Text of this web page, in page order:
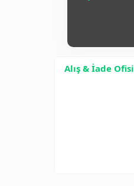
Alış & İade Ofisi